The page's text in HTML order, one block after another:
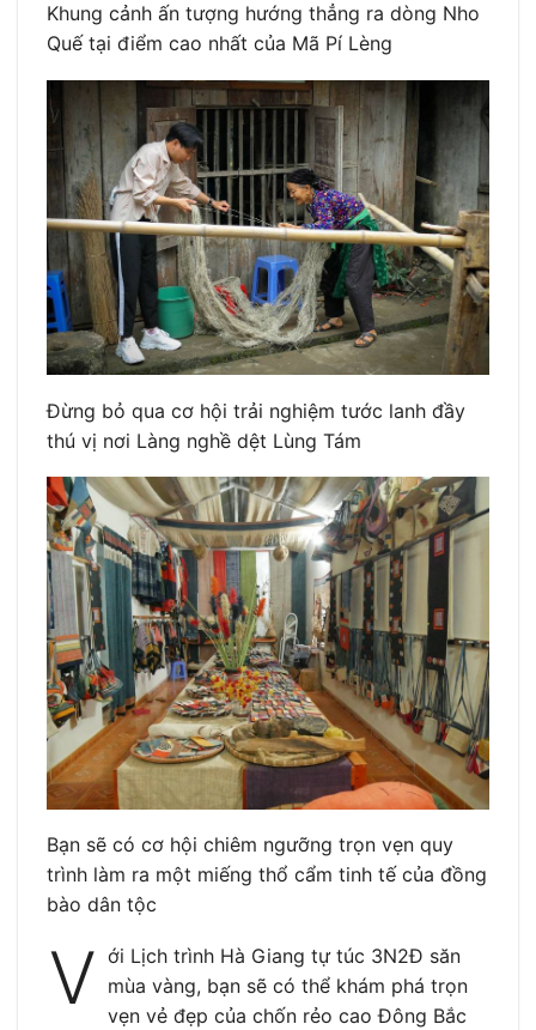
Khung cảnh ấn tượng hướng thẳng ra dòng Nho
Quế tại điểm cao nhất của Mã Pí Lèng
Đừng bỏ qua cơ hội trải nghiệm tước lanh đầy
thú vị nơi Làng nghề dệt Lùng Tám
Bạn sẽ có cơ hội chiêm ngưỡng trọn vẹn quy
trình làm ra một miếng thổ cẩm tinh tế của đồng
bào dân tộc
V ới Lịch trình Hà Giang tự túc 3N2Đ săn
mùa vàng, bạn sẽ có thể khám phá trọn
vẹn vẻ đẹp của chốn rẻo cao Đông Bắc